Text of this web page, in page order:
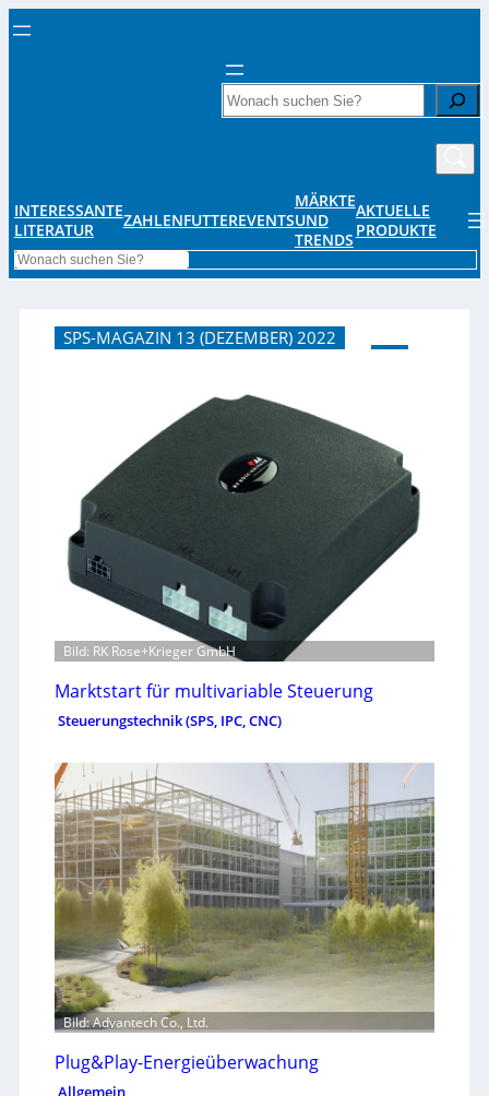
Search
INTERESSANTE
LITERATUR
ZAHLENFUTTEREVENTS
MÄRKTE
UND
TRENDS
AKTUELLE
PRODUKTE
Search
SPS-MAGAZIN 13 (DEZEMBER) 2022
Bild: RK Rose+Krieger GmbH
Marktstart für multivariable Steuerung
Steuerungstechnik (SPS, IPC, CNC)
Bild: Advantech Co., Ltd.
Plug&Play-Energieüberwachung
Allgemein